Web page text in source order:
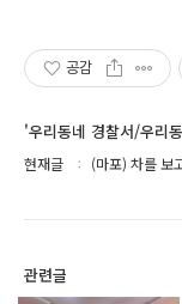
공감
'우리동네 경찰서/우리
현재글 (마포) 차를 보
관련글